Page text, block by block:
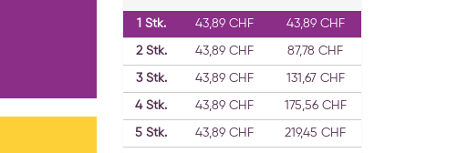
1 Stk. 43,89 CHF 43,89 CHF
2Stk. 43,89 CHF 87,78 CHF
3Stk. 43,89 CHF 131,67 CHF
4Stk. 43,89 CHF 175,56 CHF
5 Stk. 43,89 CHF 219,45 CHF